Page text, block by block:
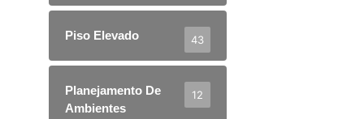
Piso Elevado 43
Planejamento De
Ambientes
12